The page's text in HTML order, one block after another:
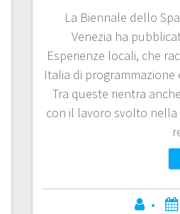
La Biennale dello
Venezia ha
Esperienze locali, che
Italia di
Tra queste rientra
con il lavoro svolto
•